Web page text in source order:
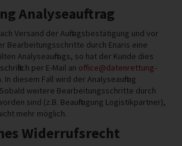
Analyseauftrag
Versand der Auftragsbestätigung und vor
Bearbeitungsschritte durch Enaris eine
Analyseauftrags, so hat der Kunde dies
per E-Mail an office@datenrettung-
In diesem Fall wird der Analyseauftrag
weitere Bearbeitungsschritte durch
sind (z.B. Beauftragung Logistikpartner),
mehr möglich.
Widerrufsrecht